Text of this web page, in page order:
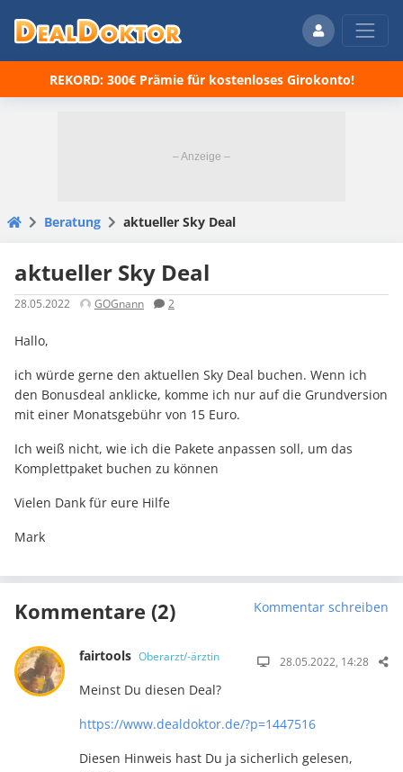
REKORD: 300€ Prämie für kostenloses Girokonto!
Beratung aktueller Sky Deal
aktueller Sky Deal
28.05.2022 GOGnann 2
Hallo,
ich würde gerne den aktuellen Sky Deal buchen. Wenn ich
den Bonusdeal anklicke, komme ich nur auf die Grundversion
mit einer Monatsgebühr von 15 Euro.
Ich weiß nicht, wie ich die Pakete anpassen soll, um das
Komplettpaket buchen zu können
Vielen Dank für eure Hilfe
Mark
Kommentare (2) Kommentar schreiben
fairtools Oberarzt/-ärztin 28.05.2022, 14:28
Meinst Du diesen Deal?
https://www.dealdoktor.de/?p=1447516
Diesen Hinweis hast Du ja sicherlich gelesen,